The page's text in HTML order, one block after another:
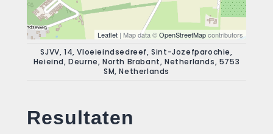
Leaflet | Map data ©OpenStreetMapcontributors
SJVV, 14, Vloeieindsedreef, Sint-Jozefparochie,
Heieind, Deurne, North Brabant, Netherlands, 5753
SM, Netherlands
Resultaten